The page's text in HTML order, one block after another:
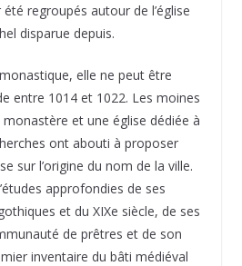
regroupés autour de l’église
disparue depuis.
elle ne peut être
entre 1014 et 1022. Les moines
et une église dédiée à
ont abouti à proposer
sur l’origine du nom de la ville.
approfondies de ses
et du XIXe siècle, de ses
de prêtres et de son
inventaire du bâti médiéval